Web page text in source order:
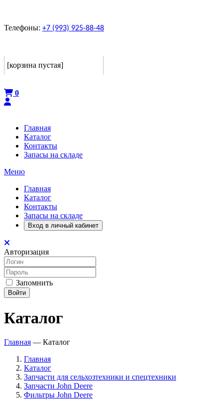
Телефоны: +7 (993) 925-88-48
[корзина пустая]
0
Главная
Каталог
Контакты
Запасы на складе
Меню
Главная
Каталог
Контакты
Запасы на складе
Вход в личный кабинет
Авторизация
Запомнить
Войти
Каталог
Главная — Каталог
Главная
Каталог
Запчасти для сельхозтехники и спецтехники
Запчасти John Deere
Фильтры John Deere